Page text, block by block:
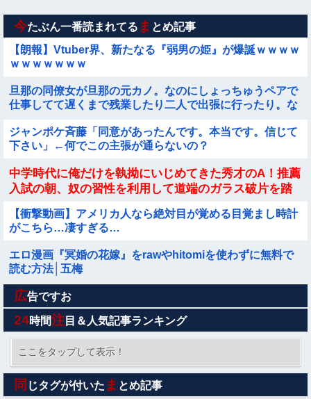
を硬めてくるｗｗｗｗｗｗｗ
今たぶん一番読まれてる ま とめ記事
【朗報】Vtuber界、新たなる『弱男の姫』が爆誕ｗｗｗｗ
ｗｗｗｗｗｗｗ
旦那の同僚女が旦那の元カノ。なのにしょっちゅうペアで
仕事してて遅くまで残業したり二人で出張に行ったり。な
ジャンポケ斉藤「同意があったんです。本当です。信じて
下さい」←何でこの主張が通らないの？
中学時代に俺だけを執拗にいじめてきた秀才のA！推薦
入試の朝、奴の習性を利用して道端のガラス破片を踏
ｗ
【衝撃動画】アメリカ人なら絶対目が覚める目覚まし時計
がこちら…凄すぎる…
エロ漫画『冥婚の花嫁』をrawやhitomiを使わずに無料で
読む方法│五梅
【二次】 スクール水着美少女画像だけ集めてみたｗ
ロイコクロディウムは実はカタツムリにとって益虫だった
大竹しのぶ「戦争放棄の国であり続けよう」←この投稿が
話題に他
広告ですお
24時間注 目＆人気記事ランキング
ここをタップして表示！
同 じタグが付いた ま とめ記事